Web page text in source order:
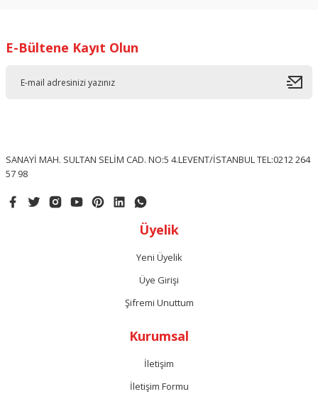
E-Bültene Kayıt Olun
SANAYİ MAH. SULTAN SELİM CAD. NO:5 4.LEVENT/İSTANBUL TEL:0212 264
57 98
Üyelik
Yeni Üyelik
Üye Girişi
Şifremi Unuttum
Kurumsal
İletişim
İletişim Formu